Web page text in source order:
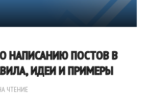
НАПИСАНИЮ ПОСТОВ В
ИДЕИ И ПРИМЕРЫ
ЧТЕНИЕ